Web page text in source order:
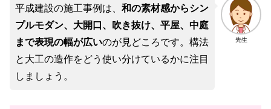
先生
平成建設の施工事例は、 和の素材感からシン
プルモダン、大開口、吹き抜け、平屋、中庭
まで表現の幅が広いのが見どころです。構法
と大工の造作をどう使い分けているかに注目
しましょう。